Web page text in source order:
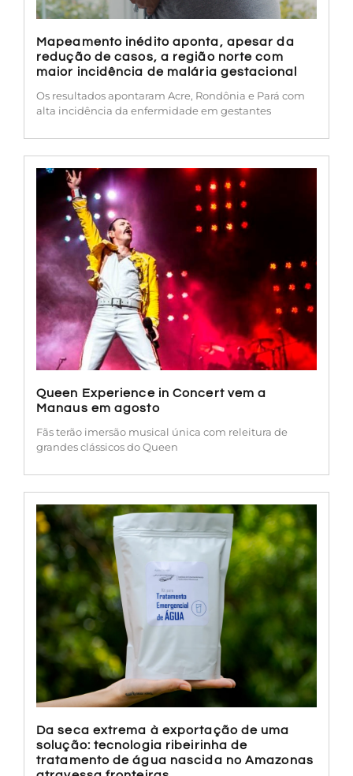
Mapeamento inédito aponta, apesar da
redução de casos, a região norte com
maior incidência de malária gestacional
Os resultados apontaram Acre, Rondônia e Pará com
alta incidência da enfermidade em gestantes
Queen Experience in Concert vem a
Manaus em agosto
Fãs terão imersão musical única com releitura de
grandes clássicos do Queen
Da seca extrema à exportação de uma
solução: tecnologia ribeirinha de
tratamento de água nascida no Amazonas